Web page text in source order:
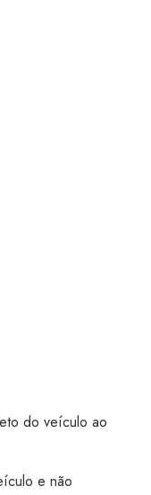
do veículo ao
e não